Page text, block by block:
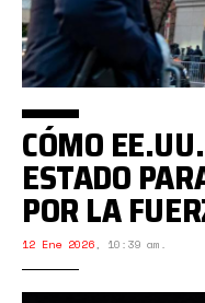
CÓMO
ESTADO
POR LA
12 Ene 2026, 10:39 am.